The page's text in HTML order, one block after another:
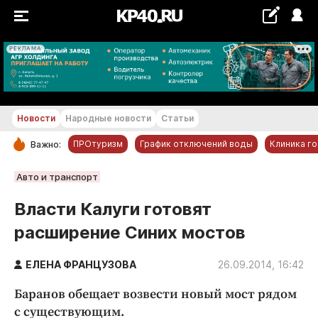
РЕКЛАМА
+18...+19 °С
РУБРИКИ
Обнинск
Новости компаний
Статьи
Народные новости
Авто и транспорт
Благоустройство
Новости Народные новости Статьи
Важно: ПРОтуризм График отключений воды Клиника
Авто и транспорт
Власти Калуги готовят
расширение Синих мостов
ЕЛЕНА ФРАНЦУЗОВА 26.09.2014, 16:42
Баранов обещает возвести новый мост рядом
с существующим.